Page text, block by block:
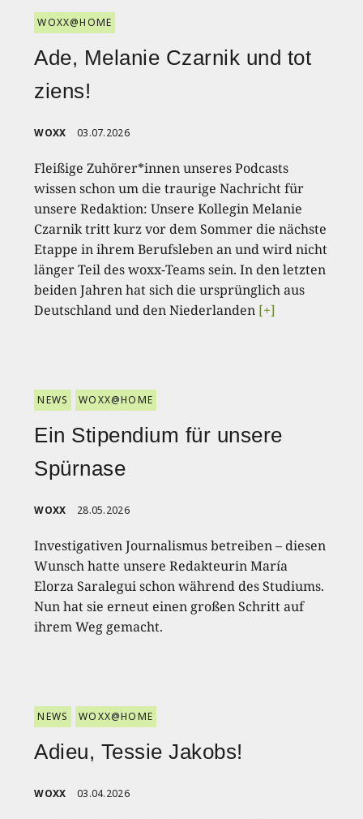
WOXX@HOME
Ade, Melanie Czarnik und tot
ziens!
WOXX 03.07.2026
Fleißige Zuhörer*innen unseres Podcasts
wissen schon um die traurige Nachricht für
unsere Redaktion: Unsere Kollegin Melanie
Czarnik tritt kurz vor dem Sommer die nächste
Etappe in ihrem Berufsleben an und wird nicht
länger Teil des woxx-Teams sein. In den letzten
beiden Jahren hat sich die ursprünglich aus
Deutschland und den Niederlanden [+]
NEWS WOXX@HOME
Ein Stipendium für unsere
Spürnase
WOXX 28.05.2026
Investigativen Journalismus betreiben – diesen
Wunsch hatte unsere Redakteurin María
Elorza Saralegui schon während des Studiums.
Nun hat sie erneut einen großen Schritt auf
ihrem Weg gemacht.
NEWS WOXX@HOME
Adieu, Tessie Jakobs!
WOXX 03.04.2026